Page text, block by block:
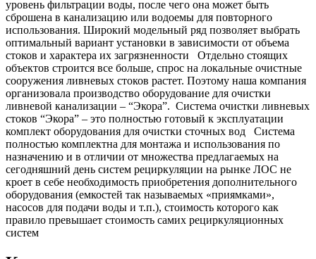
уровень фильтрации воды, после чего она может быть
сброшена в канализацию или водоемы для повторного
использования. Широкий модельный ряд позволяет выбрать
оптимальный вариант установки в зависимости от объема
стоков и характера их загрязненности Отдельно стоящих
объектов строится все больше, спрос на локальные очистные
сооружения ливневых стоков растет. Поэтому наша компания
организовала производство оборудование для очистки
ливневой канализации – “Экора”. Система очистки ливневых
стоков “Экора” – это полностью готовый к эксплуатации
комплект оборудования для очистки сточных вод Система
полностью комплектна для монтажа и использования по
назначению и в отличии от множества предлагаемых на
сегодняшний день систем рециркуляции на рынке ЛОС не
кроет в себе необходимость приобретения дополнительного
оборудования (емкостей так называемых «приямками»,
насосов для подачи воды и т.п.), стоимость которого как
правило превышает стоимость самих рециркуляционных
систем